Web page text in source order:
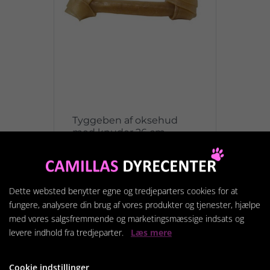
Tyggeben af oksehud
med knuder 26 cm.
Vis produkt
Dette websted benytter egne og tredjeparters cookies for at
fungere, analysere din brug af vores produkter og tjenester, hjælpe
med vores salgsfremmende og marketingsmæssige indsats og
levere indhold fra tredjeparter. Læs mere
Cookie indstillinger